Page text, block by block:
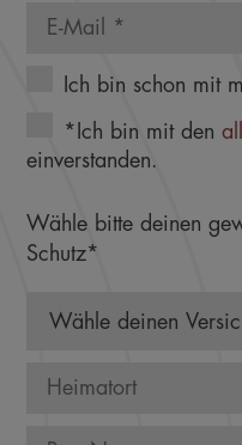
Ich bin schon mit
*Ich bin mit den
einverstanden.
Wähle bitte deinen
Schutz*